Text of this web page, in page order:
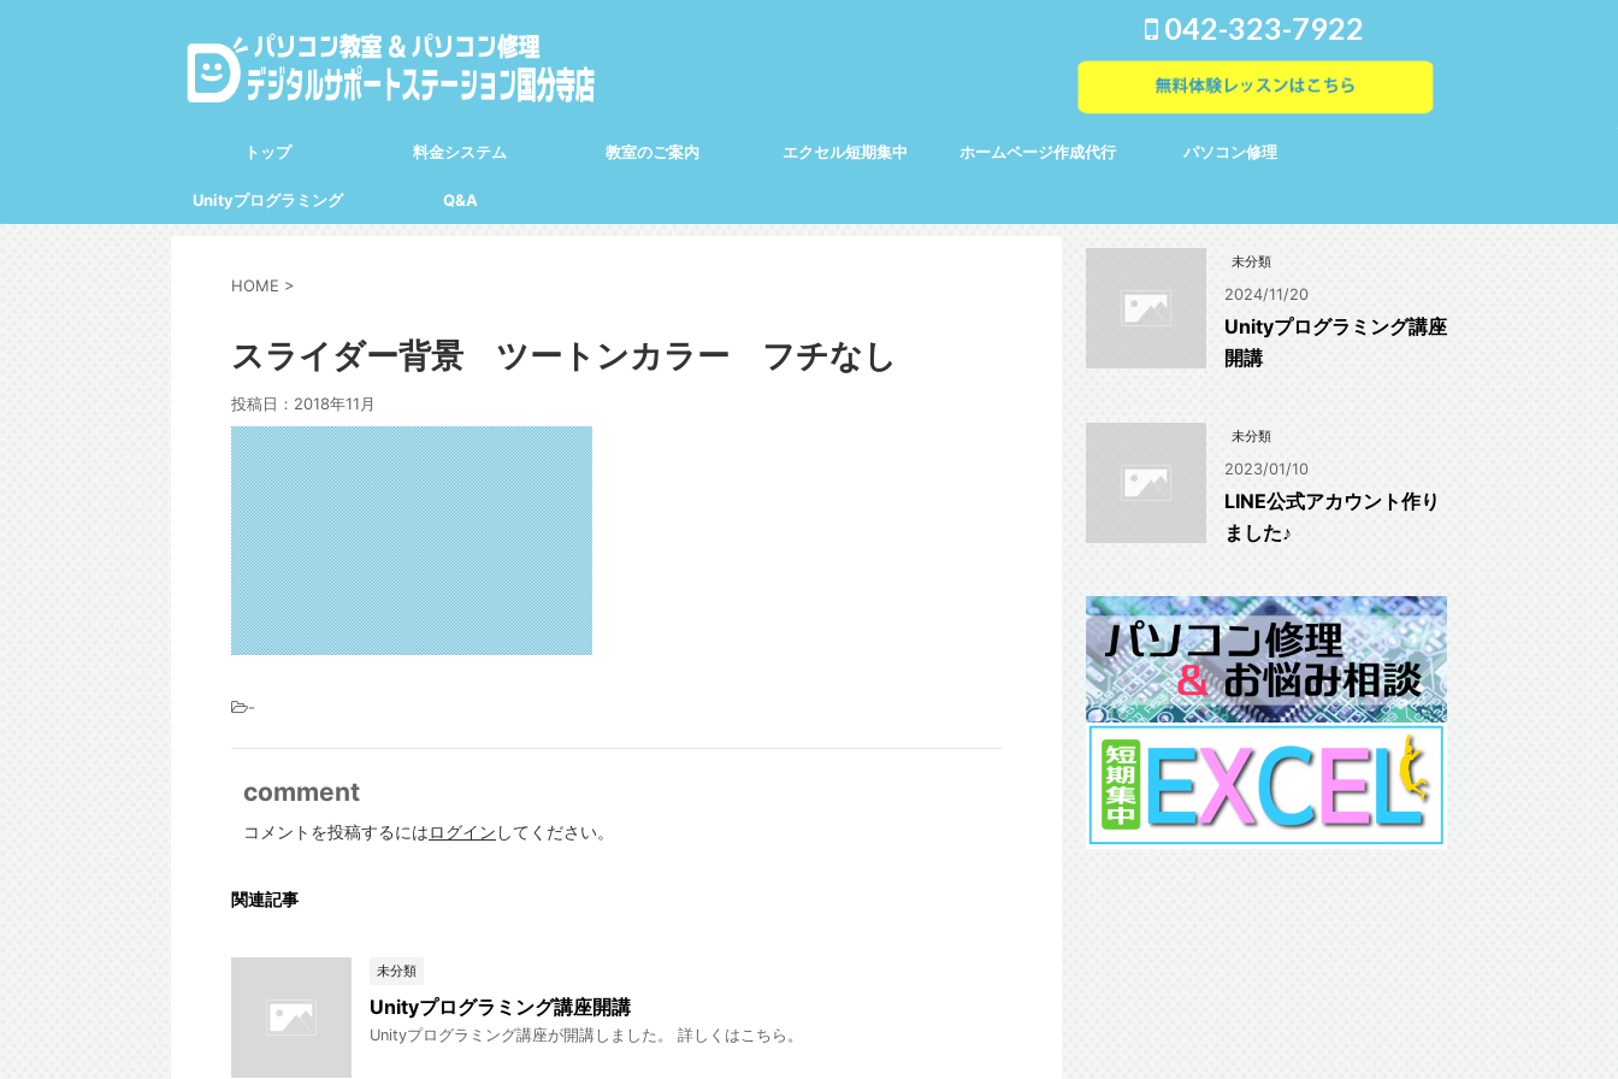
042-323-7922
トップ 料金システム 教室のご案内 エクセル短期集中 ホームページ作成代行 パソコン修理
Unityプログラミング Q&A
HOME >
スライダー背景 ツートンカラー フチなし
投稿日： 2018年11月
-
comment
コメントを投稿するにはログイン してください。
関連記事
未分類
Unityプログラミング講座開講
Unityプログラミング講座が開講しました。 詳しくはこちら。
未分類
2024/11/20
Unityプログラミング講座
開講
未分類
2023/01/10
LINE公式アカウント作り
ました♪